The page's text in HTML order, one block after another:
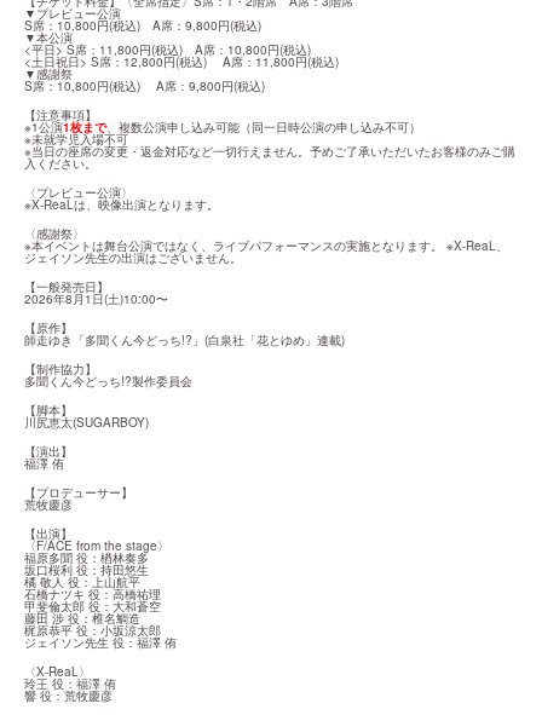
▼プレビュー公演
S席：10,800円(税込)　A席：9,800円(税込)
▼本公演
<平日> S席：11,800円(税込)　A席：10,800円(税込)
<土日祝日> S席：12,800円(税込) 　A席：11,800円(税込)
▼感謝祭
S席：10,800円(税込) 　A席：9,800円(税込)
【注意事項】
※1公演1枚まで、複数公演申し込み可能（同一日時公演の申し込み不可）
※未就学児入場不可
※当日の座席の変更・返金対応など一切行えません。予めご了承いただいたお客様のみご購
入ください。
〈プレビュー公演〉
※X-ReaLは、映像出演となります。
〈感謝祭〉
※本イベントは舞台公演ではなく、ライブパフォーマンスの実施となります。 ※X-ReaL、
ジェイソン先生の出演はございません。
【一般発売日】
2026年8月1日(土)10:00〜
【原作】
師走ゆき「多聞くん今どっち!?」(白泉社「花とゆめ」連載)
【制作協力】
多聞くん今どっち!?製作委員会
【脚本】
川尻恵太(SUGARBOY)
【演出】
福澤 侑
【プロデューサー】
荒牧慶彦
【出演】
〈F/ACE from the stage〉
福原多聞 役：楢林奏多
坂口桜利 役：持田悠生
橘 敬人 役：上山航平
石橋ナツキ 役：高橋祐理
甲斐倫太郎 役：大和蒼空
藤田 渉 役：椎名鯛造
梶原恭平 役：小坂涼太郎
ジェイソン先生 役：福澤 侑
〈X-ReaL〉
玲王 役：福澤 侑
響 役：荒牧慶彦